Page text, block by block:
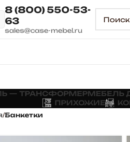
8 (800) 550-53-
63
sales@case-mebel.ru
— ТРАНСФОРМЕРМЕБЕЛЬ
ПРИХОЖИЕ
Банкетки